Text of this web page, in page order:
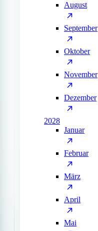
August
September
Oktober
November
Dezember
2028
Januar
Februar
März
April
Mai